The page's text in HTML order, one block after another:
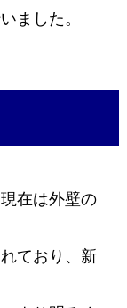
ました。
在は外壁の
ており、新